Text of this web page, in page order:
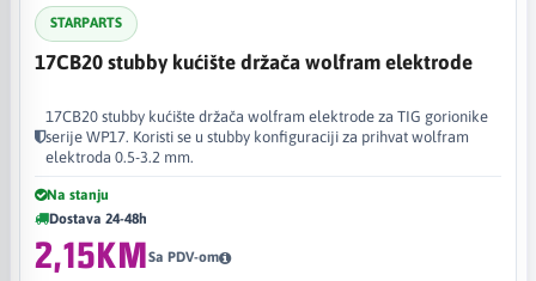
STARPARTS
17CB20 stubby kućište držača wolfram elektrode
17CB20 stubby kućište držača wolfram elektrode za TIG gorionike
serije WP17. Koristi se u stubby konfiguraciji za prihvat wolfram
elektroda 0.5-3.2 mm.
Na stanju
Dostava 24-48h
2,15KMSa PDV-om